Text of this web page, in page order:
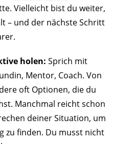
Vielleicht bist du weiter,
– und der nächste Schritt
holen: Sprich mit
Mentor, Coach. Von
oft Optionen, die du
Manchmal reicht schon
deiner Situation, um
zu finden. Du musst nicht